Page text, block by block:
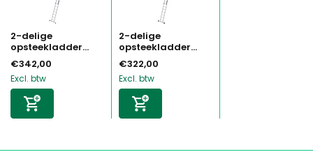
2-delige
opsteekladder...
€342,00
Excl. btw
2-delige
opsteekladder...
€322,00
Excl. btw